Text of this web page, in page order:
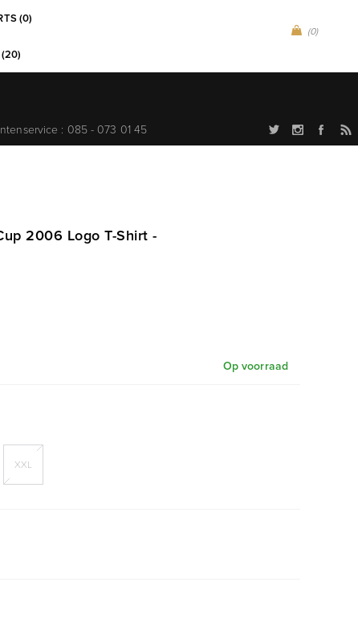
(0)
(0)
: 085 - 073 01 45
2006 Logo T-Shirt -
Op voorraad
XXL